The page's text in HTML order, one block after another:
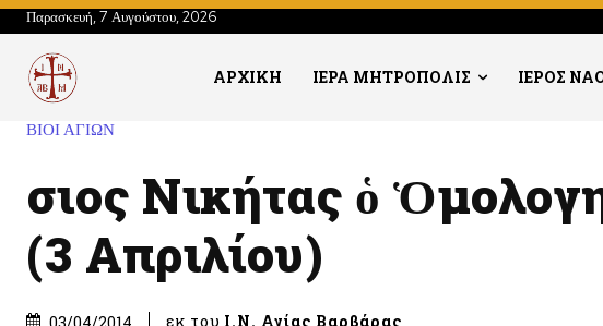
Παρασκευή, 7 Αυγούστου, 2026
ΑΡΧΙΚΗ ΙΕΡΑ ΜΗΤΡΟΠΟΛΙΣ ΙΕΡΟΣ
ΒΙΟΙ ΑΓΙΩΝ
Ὅσιος Νικήτας ὁ
(3 Απριλίου)
εκ του Ι.Ν. Αγίας Βαρβάρας